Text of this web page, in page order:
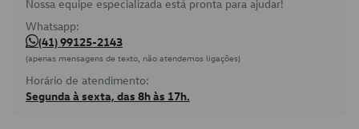
Nossa equipe especializada está pronta para ajudar!
Whatsapp:
(41) 99125-2143
(apenas mensagens de texto, não atendemos ligações)
Horário de atendimento:
Segunda à sexta, das 8h às 17h.